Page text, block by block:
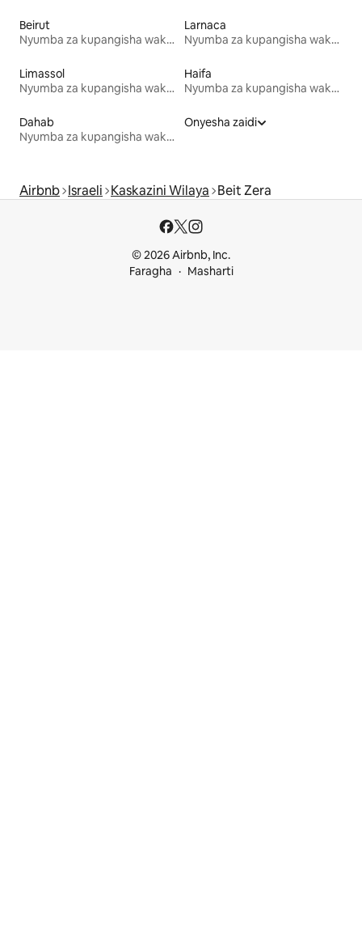
Beirut
Nyumba za kupangisha wakati wa likizo
Larnaca
Nyumba za kupangisha wakati wa likizo
Limassol
Nyumba za kupangisha wakati wa likizo
Haifa
Nyumba za kupangisha wakati wa likizo
Dahab
Nyumba za kupangisha wakati wa likizo
Onyesha zaidi
Airbnb Israeli Kaskazini Wilaya Beit Zera
© 2026 Airbnb, Inc.
Faragha
Masharti